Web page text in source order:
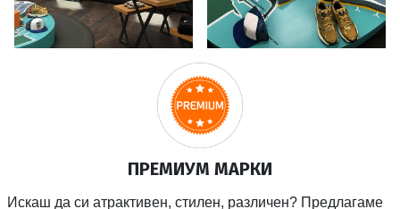
ПРЕМИУМ МАРКИ
Искаш да си атрактивен, стилен, различен? Предлагаме